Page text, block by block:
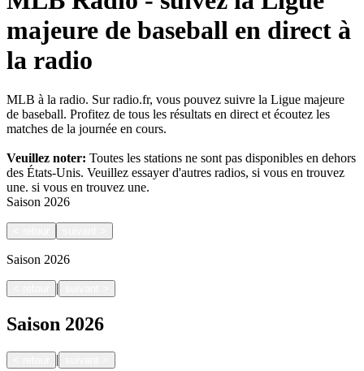
majeure de baseball en direct à
la radio
MLB à la radio. Sur radio.fr, vous pouvez suivre la Ligue majeure
de baseball. Profitez de tous les résultats en direct et écoutez les
matches de la journée en cours.
Veuillez noter: Toutes les stations ne sont pas disponibles en dehors
des États-Unis. Veuillez essayer d'autres radios, si vous en trouvez
une. si vous en trouvez une.
Saison 2026
Saison 2026
|
Saison 2026
|